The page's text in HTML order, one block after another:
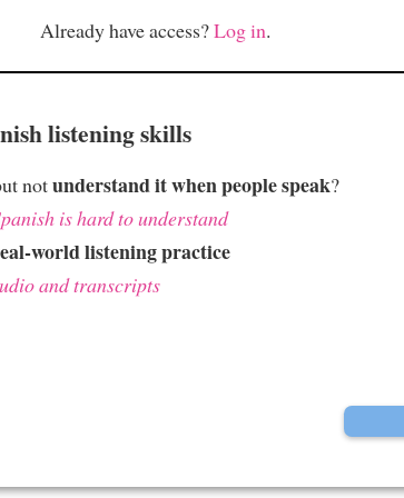
Already have access?Log in.
listening skills
notunderstand it when people speak?
is hard to understand
world listening practice
and transcripts